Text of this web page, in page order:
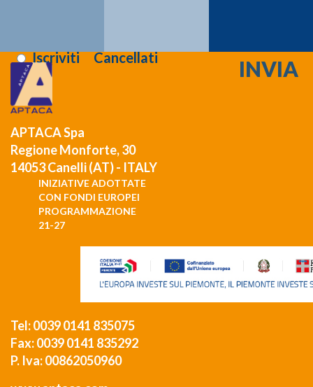
IscrivitiCancellati
APTACA Spa
Regione Monforte, 30
14053 Canelli (AT) - ITALY
INIZIATIVE ADOTTATE
CON FONDI EUROPEI
PROGRAMMAZIONE
21-27
Tel: 0039 0141 835075
Fax: 0039 0141 835292
P. Iva: 00862050960